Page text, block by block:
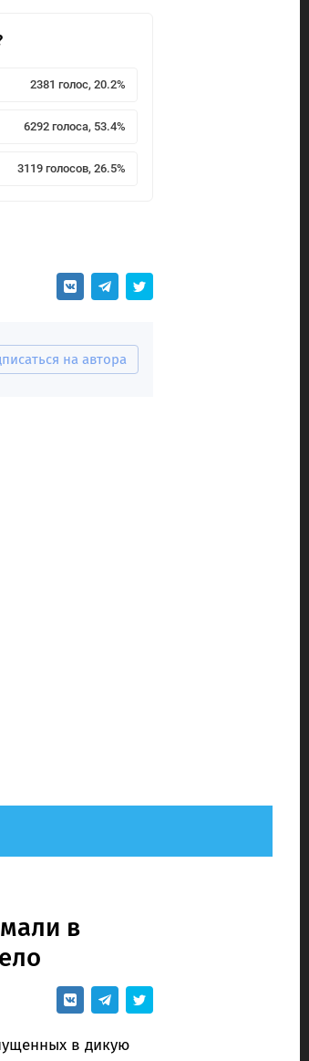
2381 голос, 20.2%
6292 голоса, 53.4%
3119 голосов, 26.5%
на автора
в
в дикую